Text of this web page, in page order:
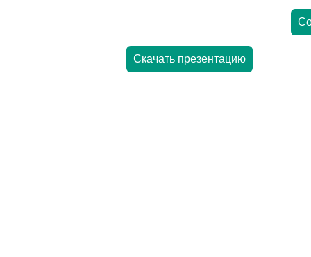
Скачать презентацию